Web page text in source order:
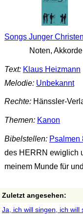
Songs Junger
Noten, Akkorde
Text: Klaus Heizmann
Melodie: Unbekannt
Rechte:Hänssler-
Themen: Kanon
Bibelstellen: Psalmen
des HERRN ewiglich
meinem Munde für
Zuletzt angesehen:
Ja, ich will singen, ich will